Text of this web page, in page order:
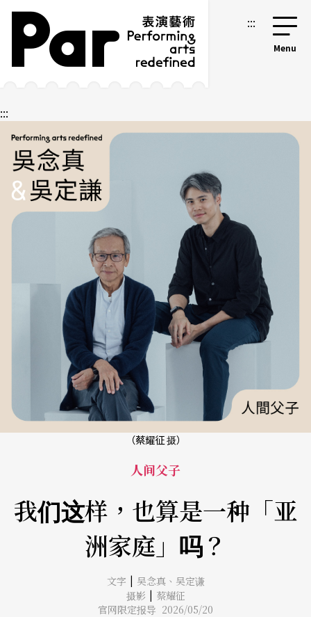
跳到主要内容区块
网站导览 :::
:::
（蔡耀征 摄）
人间父子
我们这样，也算是一种「亚
洲家庭」吗？
文字 | 吴念真、 吴定谦
摄影 | 蔡耀征
官网限定报导 2026/05/20